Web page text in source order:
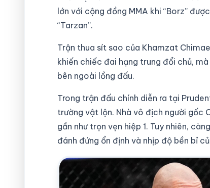
lớn với cộng đồng MMA khi “Borz”
“Tarzan”.
Trận thua sít sao của Khamzat
khiến chiếc đai hạng trung đổi chủ,
bên ngoài lồng đấu.
Trong trận đấu chính diễn ra tại
trường vật lộn. Nhà vô địch người gốc
gần như trọn vẹn hiệp 1. Tuy nhiên,
đánh đứng ổn định và nhịp độ bền bỉ